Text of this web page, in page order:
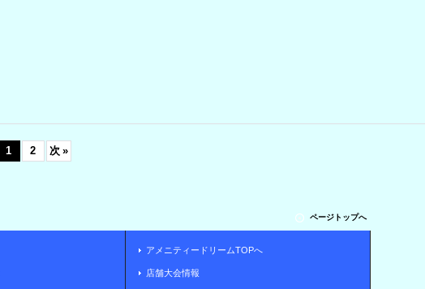
1 2 次 »
ページトップへ
アメニティードリームTOPへ
店舗大会情報